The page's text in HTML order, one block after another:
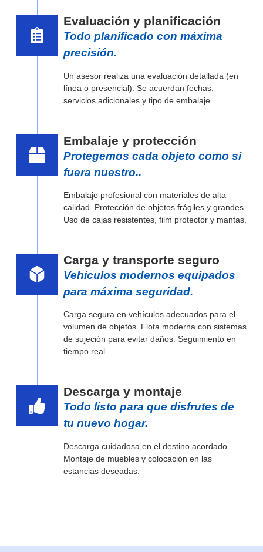
Evaluación y planificación
Todo planificado con máxima
precisión.
Un asesor realiza una evaluación detallada (en
línea o presencial). Se acuerdan fechas,
servicios adicionales y tipo de embalaje.
Embalaje y protección
Protegemos cada objeto como si
fuera nuestro..
Embalaje profesional con materiales de alta
calidad. Protección de objetos frágiles y grandes.
Uso de cajas resistentes, film protector y mantas.
Carga y transporte seguro
Vehículos modernos equipados
para máxima seguridad.
Carga segura en vehículos adecuados para el
volumen de objetos. Flota moderna con sistemas
de sujeción para evitar daños. Seguimiento en
tiempo real.
Descarga y montaje
Todo listo para que disfrutes de
tu nuevo hogar.
Descarga cuidadosa en el destino acordado.
Montaje de muebles y colocación en las
estancias deseadas.